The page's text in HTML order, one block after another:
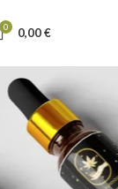
0 0,00€